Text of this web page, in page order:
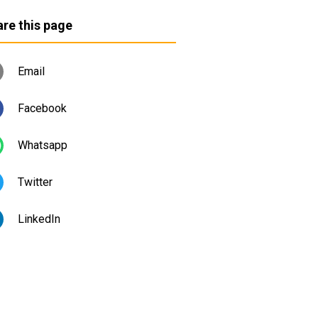
this page
Email
Facebook
Whatsapp
Twitter
LinkedIn